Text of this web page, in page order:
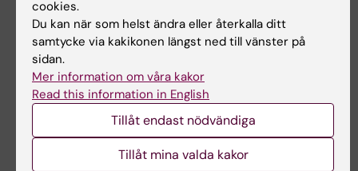
cookies.
Du kan när som helst ändra eller återkalla ditt
samtycke via kakikonen längst ned till vänster på
sidan.
Mer information om våra kakor
Read this information in English
Tillåt endast nödvändiga
Tillåt mina valda kakor